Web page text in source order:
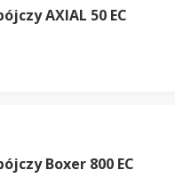
AXIAL 50 EC
Boxer 800 EC